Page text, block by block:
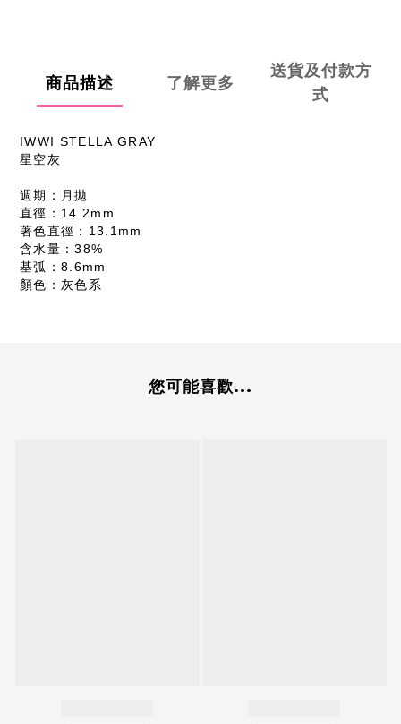
商品描述 了解更多
送貨及付款方
式
IWWI STELLA GRAY
星空灰
週期：月拋
直徑：14.2mm
著色直徑：13.1mm
含水量：38%
基弧：8.6mm
顏色：灰色系
您可能喜歡...